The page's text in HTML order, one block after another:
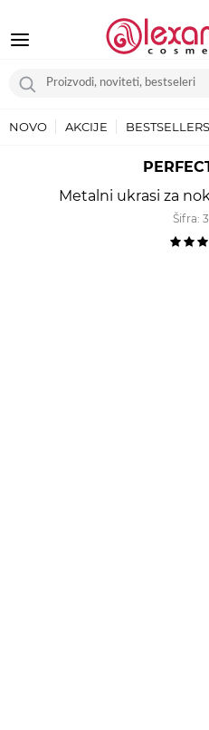
NOVO AKCIJE BESTSELLERS
Metalni ukrasi za
Šifra: